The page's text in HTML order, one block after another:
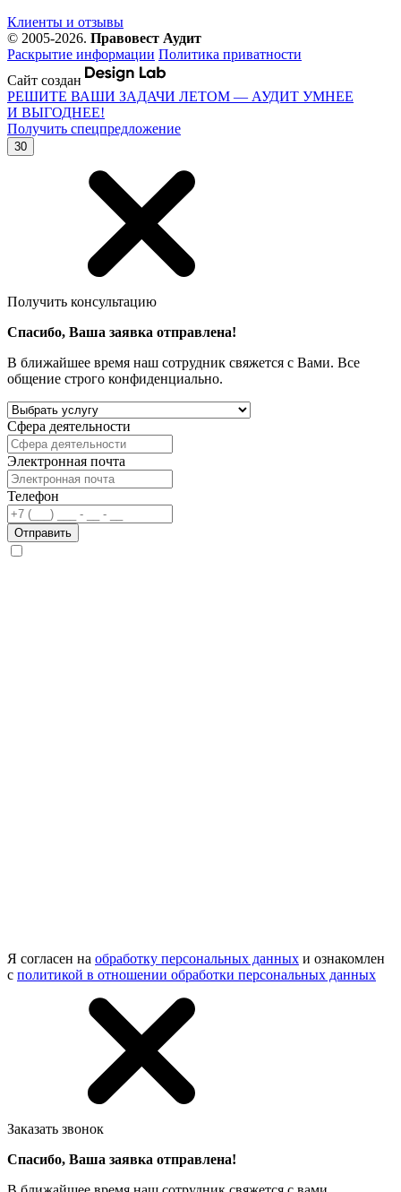
Клиенты и отзывы
© 2005-2026. Правовест Аудит
Раскрытие информации Политика приватности
Сайт создан
РЕШИТЕ ВАШИ ЗАДАЧИ ЛЕТОМ — АУДИТ УМНЕЕ
И ВЫГОДНЕЕ!
Получить спецпредложение
30
Получить консультацию
Спасибо, Ваша заявка отправлена!
В ближайшее время наш сотрудник свяжется с Вами. Все
общение строго конфиденциально.
Сфера деятельности
Электронная почта
Телефон
Отправить
Я согласен на обработку персональных данных и ознакомлен
с политикой в отношении обработки персональных данных
Заказать звонок
Спасибо, Ваша заявка отправлена!